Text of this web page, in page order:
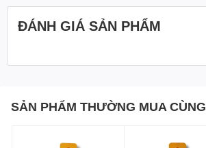
sàn ướt
ĐÁNH GIÁ SẢN PHẨM
SẢN PHẨM THƯỜNG MUA CÙNG